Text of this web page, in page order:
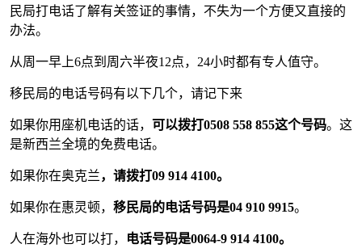
民局打电话了解有关签证的事情，不失为一个方便又直接的
办法。
从周一早上6点到周六半夜12点，24小时都有专人值守。
移民局的电话号码有以下几个，请记下来
如果你用座机电话的话， 可以拨打0508 558 855这个号码。这
是新西兰全境的免费电话。
如果你在奥克兰，请拨打09 914 4100。
如果你在惠灵顿， 移民局的电话号码是04 910 9915。
人在海外也可以打， 电话号码是0064-9 914 4100。